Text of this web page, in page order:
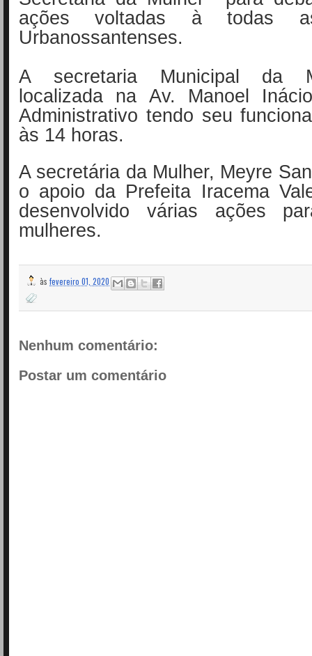
ações voltadas à todas
Urbanossantenses.
A secretaria Municipal da
localizada na Av. Manoel
Administrativo tendo seu
às 14 horas.
A secretária da Mulher, Meyre
o apoio da Prefeita Iracema
desenvolvido várias ações
mulheres.
às fevereiro 01, 2020
Nenhum comentário:
Postar um comentário